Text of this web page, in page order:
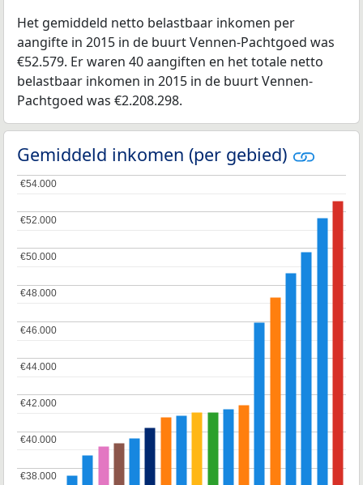
Het gemiddeld netto belastbaar inkomen per
aangifte in 2015 in de buurt Vennen-Pachtgoed was
€52.579. Er waren 40 aangiften en het totale netto
belastbaar inkomen in 2015 in de buurt Vennen-
Pachtgoed was €2.208.298.
Gemiddeld inkomen (per gebied)
€38.000
€38.000
€40.000
€40.000
€42.000
€42.000
€44.000
€44.000
€46.000
€46.000
€48.000
€48.000
€50.000
€50.000
€52.000
€52.000
€54.000
€54.000